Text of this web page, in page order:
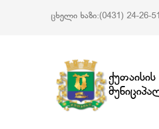
ცხელი ხაზი:(0431) 24-26-
ქუთაისის